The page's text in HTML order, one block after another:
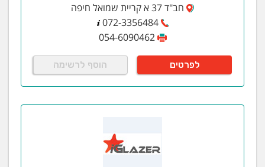
חב"ד 37 א קריית שמואל חיפה
072-3356484
054-6090462
לפרטים הוסף לרשימה